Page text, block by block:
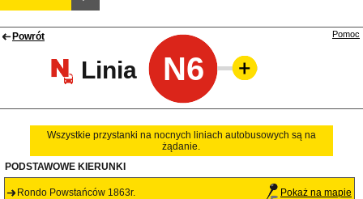
Powrót
Linia N6
Pomoc
Wszystkie przystanki na nocnych liniach autobusowych są na
żądanie.
PODSTAWOWE KIERUNKI
Rondo Powstańców 1863r. Pokaż na mapie